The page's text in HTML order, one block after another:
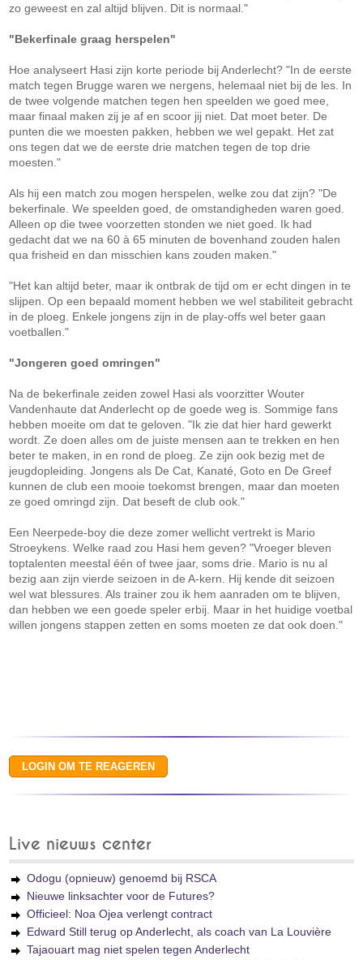
zo geweest en zal altijd blijven. Dit is normaal."
"Bekerfinale graag herspelen"
Hoe analyseert Hasi zijn korte periode bij Anderlecht? "In de eerste
match tegen Brugge waren we nergens, helemaal niet bij de les. In
de twee volgende matchen tegen hen speelden we goed mee,
maar finaal maken zij je af en scoor jij niet. Dat moet beter. De
punten die we moesten pakken, hebben we wel gepakt. Het zat
ons tegen dat we de eerste drie matchen tegen de top drie
moesten."
Als hij een match zou mogen herspelen, welke zou dat zijn? "De
bekerfinale. We speelden goed, de omstandigheden waren goed.
Alleen op die twee voorzetten stonden we niet goed. Ik had
gedacht dat we na 60 à 65 minuten de bovenhand zouden halen
qua frisheid en dan misschien kans zouden maken."
"Het kan altijd beter, maar ik ontbrak de tijd om er echt dingen in te
slijpen. Op een bepaald moment hebben we wel stabiliteit gebracht
in de ploeg. Enkele jongens zijn in de play-offs wel beter gaan
voetballen."
"Jongeren goed omringen"
Na de bekerfinale zeiden zowel Hasi als voorzitter Wouter
Vandenhaute dat Anderlecht op de goede weg is. Sommige fans
hebben moeite om dat te geloven. "Ik zie dat hier hard gewerkt
wordt. Ze doen alles om de juiste mensen aan te trekken en hen
beter te maken, in en rond de ploeg. Ze zijn ook bezig met de
jeugdopleiding. Jongens als De Cat, Kanaté, Goto en De Greef
kunnen de club een mooie toekomst brengen, maar dan moeten
ze goed omringd zijn. Dat beseft de club ook."
Een Neerpede-boy die deze zomer wellicht vertrekt is Mario
Stroeykens. Welke raad zou Hasi hem geven? "Vroeger bleven
toptalenten meestal één of twee jaar, soms drie. Mario is nu al
bezig aan zijn vierde seizoen in de A-kern. Hij kende dit seizoen
wel wat blessures. Als trainer zou ik hem aanraden om te blijven,
dan hebben we een goede speler erbij. Maar in het huidige voetbal
willen jongens stappen zetten en soms moeten ze dat ook doen."
Live nieuws center
Odogu (opnieuw) genoemd bij RSCA
Nieuwe linksachter voor de Futures?
Officieel: Noa Ojea verlengt contract
Edward Still terug op Anderlecht, als coach van La Louvière
Tajaouart mag niet spelen tegen Anderlecht